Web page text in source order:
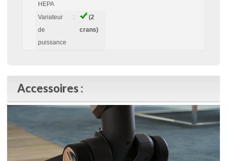
HEPA
Variateur
de
puissance
:
(2
crans)
Accessoires :